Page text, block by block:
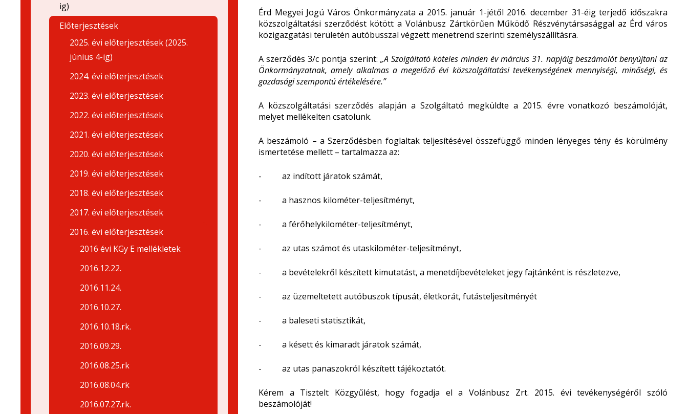
Érd Megyei Jogú Város Önkormányzata a 2015. január 1-jétől 2016. december 31-éig terjedő időszakra
közszolgáltatási szerződést kötött a Volánbusz Zártkörűen Működő Részvénytársasággal az Érd város
közigazgatási területén autóbusszal végzett menetrend szerinti személyszállításra.
A szerződés 3/c pontja szerint: „A Szolgáltató köteles minden év március 31. napjáig beszámolót benyújtani az
Önkormányzatnak, amely alkalmas a megelőző évi közszolgáltatási tevékenységének mennyiségi, minőségi, és
gazdasági szempontú értékelésére.”
A közszolgáltatási szerződés alapján a Szolgáltató megküldte a 2015. évre vonatkozó beszámolóját,
melyet mellékelten csatolunk.
A beszámoló – a Szerződésben foglaltak teljesítésével összefüggő minden lényeges tény és körülmény
ismertetése mellett – tartalmazza az:
- az indított járatok számát,
- a hasznos kilométer-teljesítményt,
- a férőhelykilométer-teljesítményt,
- az utas számot és utaskilométer-teljesítményt,
- a bevételekről készített kimutatást, a menetdíjbevételeket jegy fajtánként is részletezve,
- az üzemeltetett autóbuszok típusát, életkorát, futásteljesítményét
- a baleseti statisztikát,
- a késett és kimaradt járatok számát,
- az utas panaszokról készített tájékoztatót.
Kérem a Tisztelt Közgyűlést, hogy fogadja el a Volánbusz Zrt. 2015. évi tevékenységéről szóló
beszámolóját!
ig)
Előterjesztések
2025. évi előterjesztések (2025.
június 4-ig)
2024. évi előterjesztések
2023. évi előterjesztések
2022. évi előterjesztések
2021. évi előterjesztések
2020. évi előterjesztések
2019. évi előterjesztések
2018. évi előterjesztések
2017. évi előterjesztések
2016. évi előterjesztések
2016 évi KGy E mellékletek
2016.12.22.
2016.11.24.
2016.10.27.
2016.10.18.rk.
2016.09.29.
2016.08.25.rk
2016.08.04.rk
2016.07.27.rk.